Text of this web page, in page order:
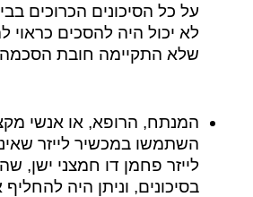
על כל הסיכונים הכרוכים
לא יכול היה להסכים כראוי
שלא התקיימה חובת
המנתח, הרופא, או אנשי
השתמשו במכשיר לייזר
לייזר פחמן דו חמצני ישן,
בסיכונים, וניתן היה להחליף